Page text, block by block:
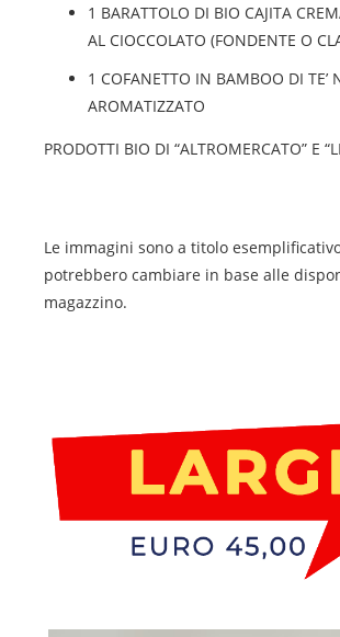
1 BARATTOLO DI BIO CAJITA
AL CIOCCOLATO (FONDENTE O
1 COFANETTO IN BAMBOO DI TE’
AROMATIZZATO
PRODOTTI BIO DI “ALTROMERCATO” E
Le immagini sono a titolo
potrebbero cambiare in base alle
magazzino.